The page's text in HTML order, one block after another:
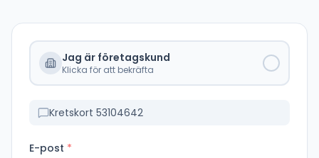
Jag är företagskund
Klicka för att bekräfta
Kretskort 53104642
E-post *